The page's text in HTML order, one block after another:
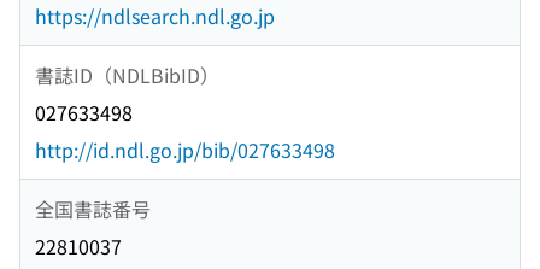
https://ndlsearch.ndl.go.jp
書誌ID（NDLBibID）
027633498
http://id.ndl.go.jp/bib/027633498
全国書誌番号
22810037